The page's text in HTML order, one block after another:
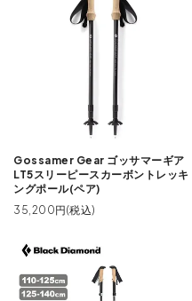
Gossamer Gear ゴッサマーギア
LT5スリーピースカーボントレッキ
ングポール(ペア)
35,200円(税込)